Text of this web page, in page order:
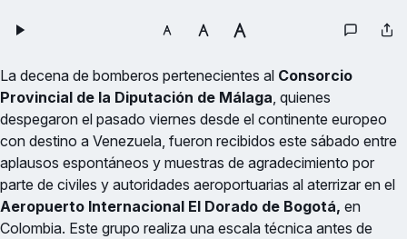
La decena de bomberos pertenecientes al Consorcio
Provincial de la Diputación de Málaga, quienes
despegaron el pasado viernes desde el continente europeo
con destino a Venezuela, fueron recibidos este sábado entre
aplausos espontáneos y muestras de agradecimiento por
parte de civiles y autoridades aeroportuarias al aterrizar en el
Aeropuerto Internacional El Dorado de Bogotá, en
Colombia. Este grupo realiza una escala técnica antes de